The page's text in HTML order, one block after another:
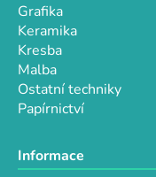
Grafika
Keramika
Kresba
Malba
Ostatní techniky
Papírnictví
Informace